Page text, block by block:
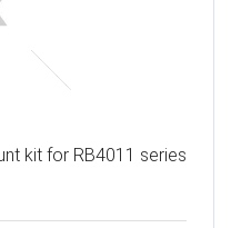
kit for RB4011 series